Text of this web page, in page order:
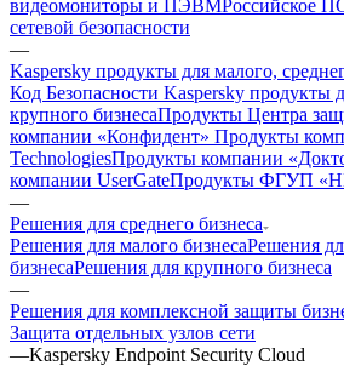
видеомониторы и ПЭВМРоссийское
сетевой безопасности
—
Kaspersky продукты для малого,
Код Безопасности Kaspersky продукты
крупного бизнесаПродукты Центра
компании «Конфидент» Продукты
TechnologiesПродукты компании
компании UserGateПродукты ФГУП
—
Решения для среднего бизнеса
Решения для малого бизнесаРешения
бизнесаРешения для крупного бизнеса
—
Решения для комплексной защиты
Защита отдельных узлов сети
—Kaspersky Endpoint Security Cloud